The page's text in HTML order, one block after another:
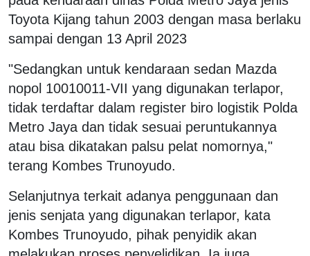
Toyota Kijang tahun 2003 dengan masa berlaku
sampai dengan 13 April 2023
"Sedangkan untuk kendaraan sedan Mazda
nopol 10010011-VII yang digunakan terlapor,
tidak terdaftar dalam register biro logistik Polda
Metro Jaya dan tidak sesuai peruntukannya
atau bisa dikatakan palsu pelat nomornya,"
terang Kombes Trunoyudo.
Selanjutnya terkait adanya penggunaan dan
jenis senjata yang digunakan terlapor, kata
Kombes Trunoyudo, pihak penyidik akan